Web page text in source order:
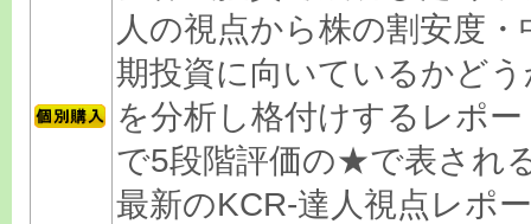
人の視点から株の割安度・
期投資に向いているかど
を分析し格付けするレポー
で5段階評価の★で表され
最新のKCR-達人視点レポ